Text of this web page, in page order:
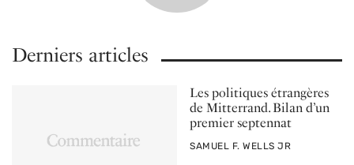
Derniers articles
Les politiques étrangères
de Mitterrand. Bilan d’un
premier septennat
PAR
SAMUEL F. WELLS JR